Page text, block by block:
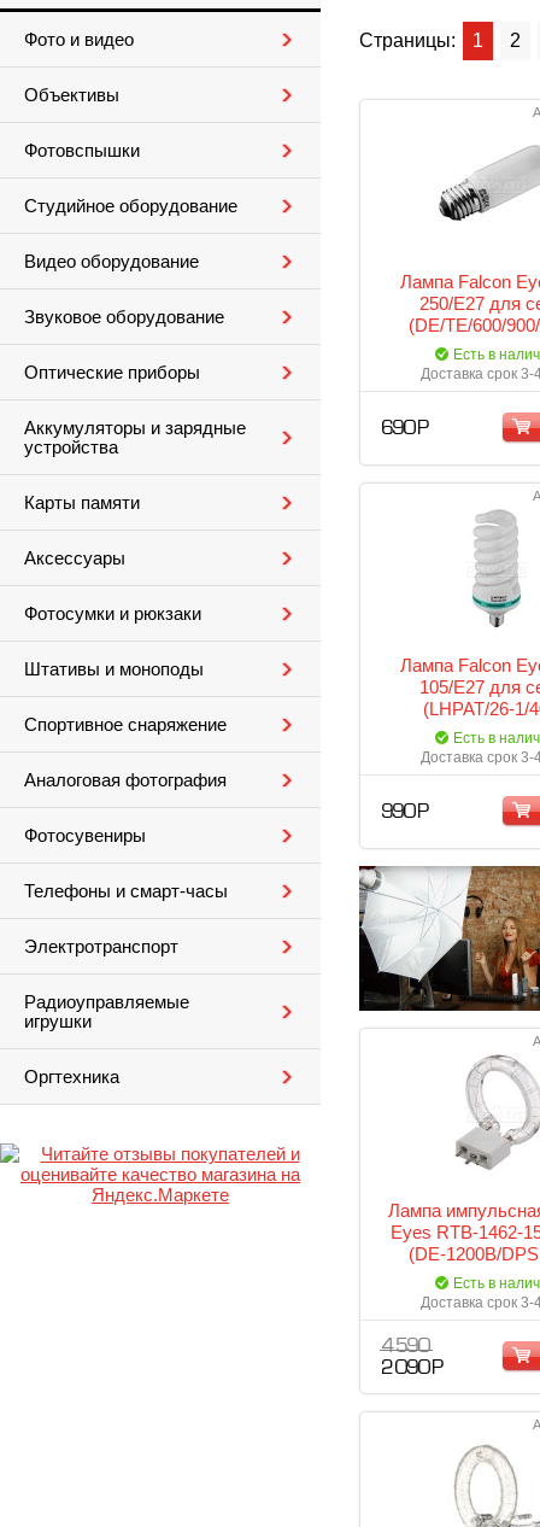
Фото и видео
Объективы
Фотовспышки
Студийное оборудование
Видео оборудование
Звуковое оборудование
Оптические приборы
Аккумуляторы и зарядные
устройства
Карты памяти
Аксессуары
Фотосумки и рюкзаки
Штативы и моноподы
Спортивное снаряжение
Аналоговая фотография
Фотосувениры
Телефоны и смарт-часы
Электротранспорт
Радиоуправляемые
игрушки
Оргтехника
Страницы: 1 2
Лампа Falcon
250/E27 для
(DE/TE/600/
Есть в
Доставка срок 3-
690 Р
Лампа Falcon
105/E27 для
(LHPAT/26-1/
Есть в
Доставка срок 3-
990 Р
Лампа
Eyes RTB-1462-
(DE-1200B/
Есть в
Доставка срок 3-
4 590
2 090 Р